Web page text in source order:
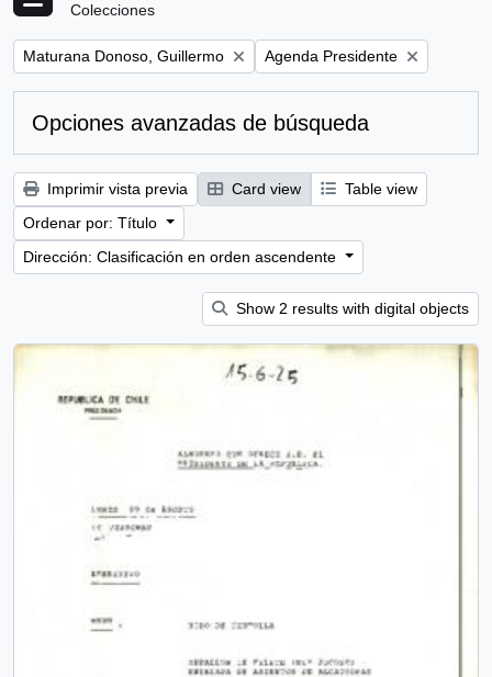
Colecciones
Remove filter:
Maturana Donoso, Guillermo Remove filter:
Agenda Presidente
Opciones avanzadas de búsqueda
Imprimir vista previa Card view
Table view
Ordenar por: Título
Dirección: Clasificación en orden ascendente
Show 2 results with digital objects